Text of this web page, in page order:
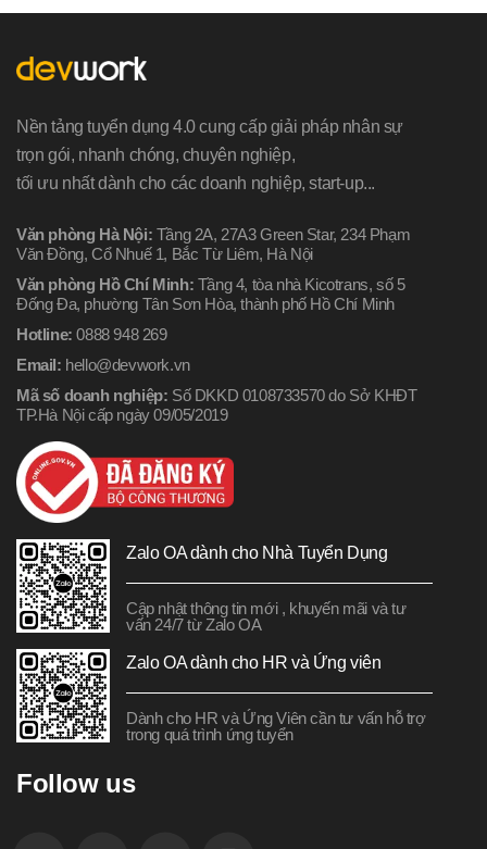
Nền tảng tuyển dụng 4.0 cung cấp giải pháp nhân sự
trọn gói, nhanh chóng, chuyên nghiệp,
tối ưu nhất dành cho các doanh nghiệp, start-up...
Văn phòng Hà Nội: Tầng 2A, 27A3 Green Star, 234 Phạm
Văn Đồng, Cổ Nhuế 1, Bắc Từ Liêm, Hà Nội
Văn phòng Hồ Chí Minh: Tầng 4, tòa nhà Kicotrans, số 5
Đống Đa, phường Tân Sơn Hòa, thành phố Hồ Chí Minh
Hotline: 0888 948 269
Email: hello@devwork.vn
Mã số doanh nghiệp: Số DKKD 0108733570 do Sở KHĐT
TP.Hà Nội cấp ngày 09/05/2019
Zalo OA dành cho Nhà Tuyển Dụng
Cập nhật thông tin mới , khuyến mãi và tư
vấn 24/7 từ Zalo OA
Zalo OA dành cho HR và Ứng viên
Dành cho HR và Ứng Viên cần tư vấn hỗ trợ
trong quá trình ứng tuyển
Follow us